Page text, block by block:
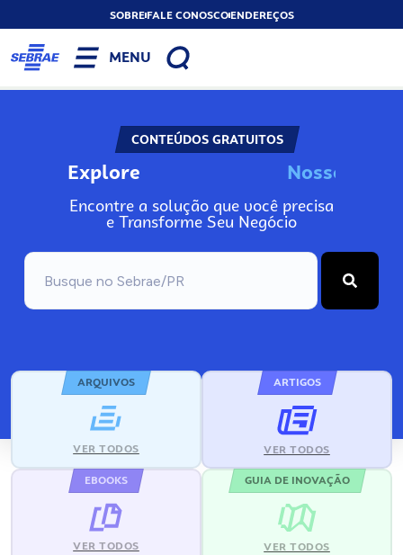
SOBREFALE CONOSCOENDEREÇOS
MENU
CONTEÚDOS GRATUITOS
Explore No
Encontre a solução que você precisa
e Transforme Seu Negócio
ARQUIVOS
VER TODOS
ARTIGOS
VER TODOS
EBOOKS
VER TODOS
GUIA DE INOVAÇÃO
VER TODOS